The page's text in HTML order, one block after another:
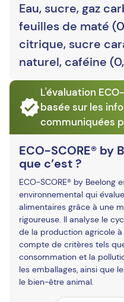
Eau, sucre, gaz
feuilles de maté
citrique, sucre
naturel, caféine
L'évaluation
basée sur les
communiquées
ECO-SCORE® by
que c’est ?
ECO-SCORE® by Beelong
environnemental qui
alimentaires grâce à une
rigoureuse. Il analyse le
de la production agricole
compte de critères tels
consommation et la
les emballages, ainsi que
le bien-être animal.